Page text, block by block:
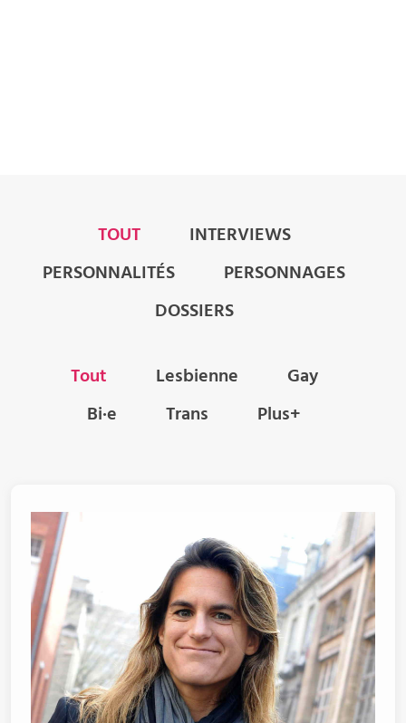
TOUT
INTERVIEWS
PERSONNALITÉS
PERSONNAGES
DOSSIERS
Tout Lesbienne
Gay
Bi·e
Trans Plus+